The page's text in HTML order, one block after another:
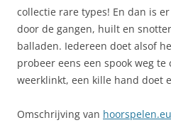
collectie rare types! En dan is
door de gangen, huilt en
balladen. Iedereen doet alsof
probeer eens een spook weg
weerklinkt, een kille hand doet
Omschrijving van hoorspelen.eu